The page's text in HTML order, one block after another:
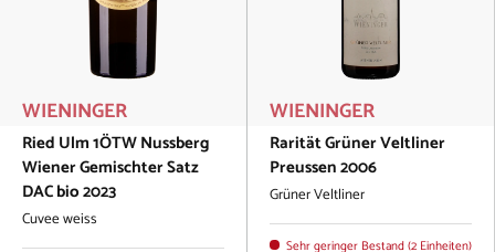
WIENINGER
Ried Ulm 1ÖTW Nussberg
Wiener Gemischter Satz
DAC bio 2023
Cuvee weiss
WIENINGER
Rarität Grüner Veltliner
Preussen 2006
Grüner Veltliner
Sehr geringer Bestand (2 Einheiten)